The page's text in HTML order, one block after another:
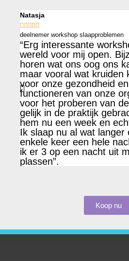
Natasja
    
deelnemer workshop slaapproblemen
“Erg interessante
wereld voor mij open.
horen wat ons oog ons
maar vooral wat kruiden
voor onze gezondheid
functioneren van onze
voor het proberen van
gelijk in de praktijk
hem nu een week en
Ik slaap nu al wat langer
enkele keer een hele
ik er 3 op een nacht uit
plassen”.
Koop nu